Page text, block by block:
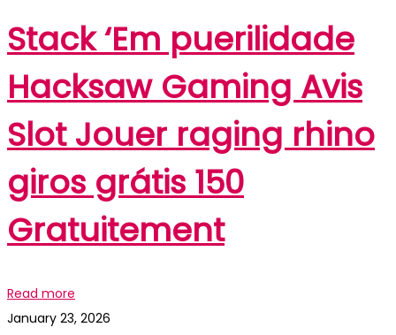
Stack ‘Em puerilidade
Hacksaw Gaming Avis
Slot Jouer raging rhino
giros grátis 150
Gratuitement
Read more
January 23, 2026